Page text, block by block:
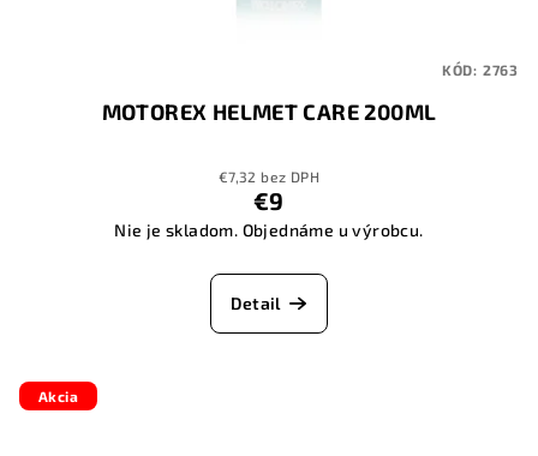
MOTOREX HELMET CARE 200ML
€7,32 bez DPH
€9
Nie je skladom. Objednáme u výrobcu.
Detail
KÓD: 2763
Akcia